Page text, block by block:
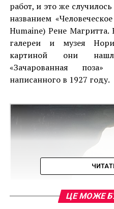
работ, и это же
названием
Humaine) Рене
галереи и музея
картиной они
«Зачарованная
написанного в 1927 году.
ЦЕ МОЖЕ